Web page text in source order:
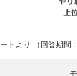
トより （回答期間